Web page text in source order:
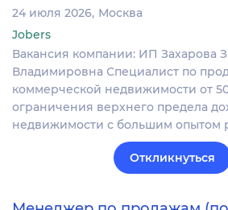
24 июля 2026 Москва
Jobers
Вакансия компании: ИП Захарова
Владимировна Специалист по
коммерческой недвижимости от
ограничения верхнего предела
недвижимости с большим опытом
Откликнуться